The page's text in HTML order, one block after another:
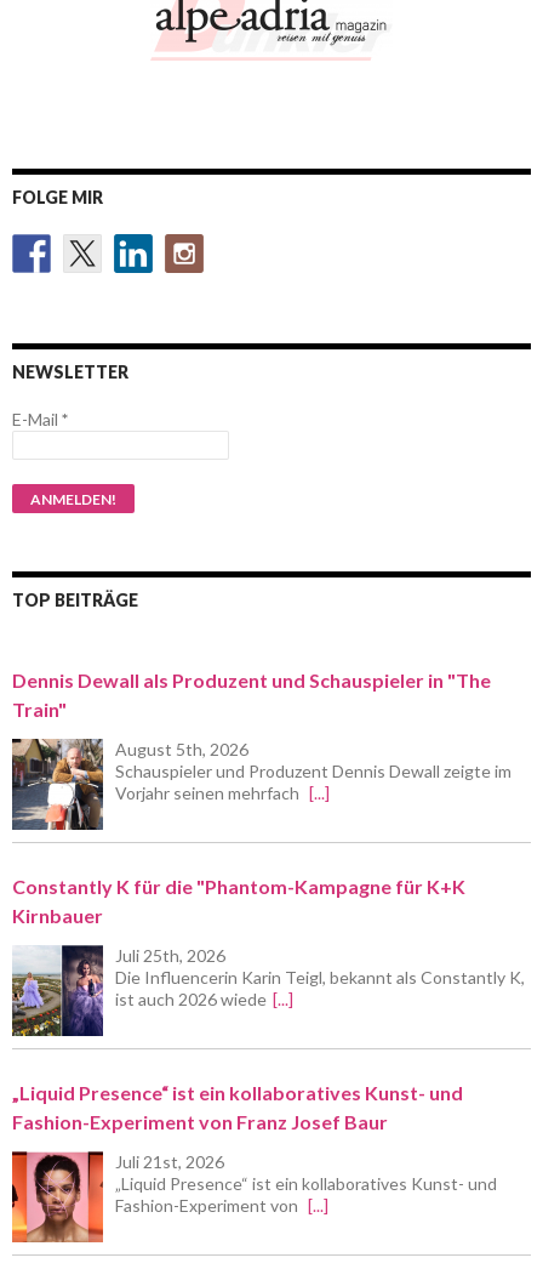
FOLGE MIR
NEWSLETTER
E-Mail *
TOP BEITRÄGE
Dennis Dewall als Produzent und Schauspieler in "The
Train"
August 5th, 2026
Schauspieler und Produzent Dennis Dewall zeigte im
Vorjahr seinen mehrfach [...]
Constantly K für die "Phantom-Kampagne für K+K
Kirnbauer
Juli 25th, 2026
Die Influencerin Karin Teigl, bekannt als Constantly K,
ist auch 2026 wiede [...]
„Liquid Presence“ ist ein kollaboratives Kunst- und
Fashion-Experiment von Franz Josef Baur
Juli 21st, 2026
„Liquid Presence“ ist ein kollaboratives Kunst- und
Fashion-Experiment von [...]